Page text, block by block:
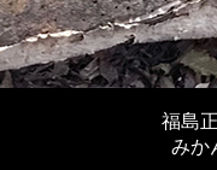
福島
みか